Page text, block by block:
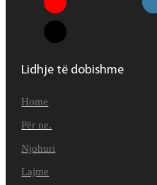
Lidhje të dobishme
Home
Për ne.
Njohuri
Lajme